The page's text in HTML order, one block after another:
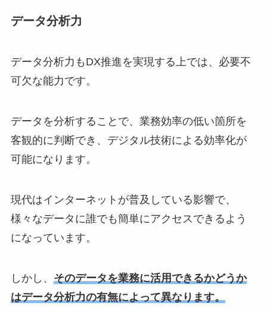
データ分析力
データ分析力もDX推進を実現する上では、必要不
可欠な能力です。
データを分析することで、業務効率の低い箇所を
客観的に判断でき、デジタル技術による効率化が
可能になります。
現代はインターネットが普及している影響で、
様々なデータに誰でも簡単にアクセスできるよう
になっています。
しかし、 そのデータを業務に活用できるかどうか
はデータ分析力の有無によって異なります。